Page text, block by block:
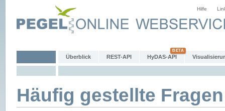
Hilfe
Überblick REST-API HyDAS-API
Häufig gestellte